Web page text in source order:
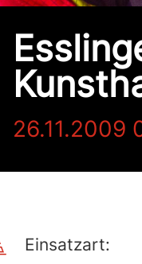
26.11.2009
Einsatzart: